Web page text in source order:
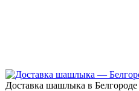
Доставка шашлыка в Белгороде